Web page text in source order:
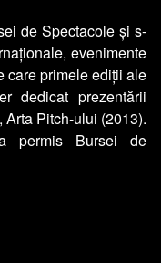
de Spectacole și s-
evenimente
care primele ediții ale
dedicat prezentării
Pitch-ului (2013).
permis Bursei de